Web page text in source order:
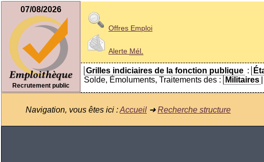
07/08/2026
Recrutement public
Offres Emploi
Alerte Mél.
Grilles indiciaires de la fonction publique :
Solde, Émoluments, Traitements des :
Militaires
Navigation, vous êtes ici :Accueil ➜Recherche structure